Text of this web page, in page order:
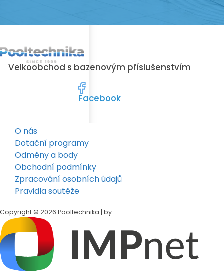
Velkoobchod s bazenovým příslušenstvím
Facebook
O nás
Dotační programy
Odměny a body
Obchodní podmínky
Zpracování osobních údajů
Pravidla soutěže
Copyright © 2026 Pooltechnika | by